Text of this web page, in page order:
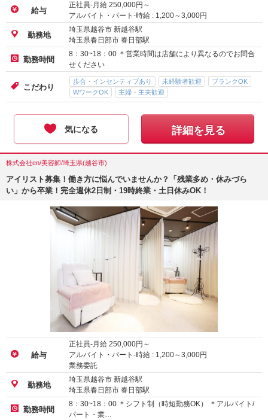
給与
正社員-月給 250,000円～
アルバイト・パート-時給 : 1,200～3,000円
勤務地
埼玉県越谷市 新越谷駅
埼玉県春日部市 春日部駅
勤務時間
8：30~18：00 ＊営業時間は店舗により異なるのでお問合
せください
こだわり
歩合・インセンティブあり 未経験者歓迎
ブランクOK
WワークOK
主婦・主夫歓迎
気になる 詳細を見る
株式会社en/美容師/埼玉県(越谷市)
アイリスト募集！働き方に悩んでいませんか？「残業多め・休みづら
い」から卒業！完全週休2日制・19時終業・土日休みOK！
給与
正社員-月給 250,000円～
アルバイト・パート-時給 : 1,200～3,000円
業務委託
勤務地
埼玉県越谷市 新越谷駅
埼玉県春日部市 春日部駅
勤務時間
8：30~18：00 ＊シフト制（時短勤務OK） ＊アルバイト/
パート・業…